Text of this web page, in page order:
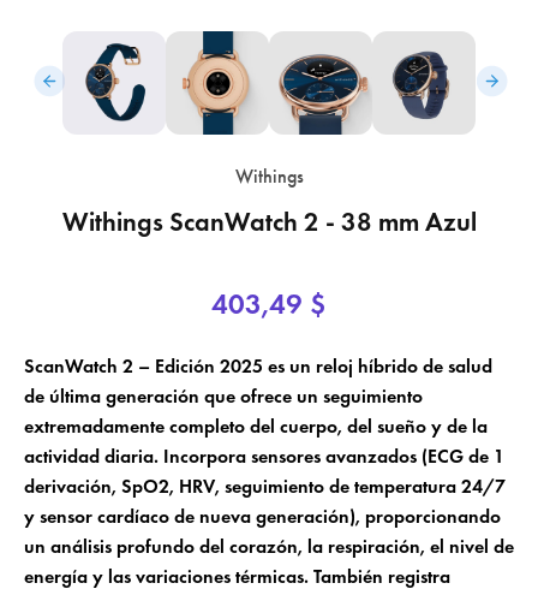
Withings
Withings ScanWatch 2 - 38 mm Azul
403,49 $
ScanWatch 2 – Edición 2025 es un reloj híbrido de salud
de última generación que ofrece un seguimiento
extremadamente completo del cuerpo, del sueño y de la
actividad diaria. Incorpora sensores avanzados (ECG de 1
derivación, SpO2, HRV, seguimiento de temperatura 24/7
y sensor cardíaco de nueva generación), proporcionando
un análisis profundo del corazón, la respiración, el nivel de
energía y las variaciones térmicas. También registra
Añadir a la lista de deseos ×
Crear lista de deseos ×
Nombre de la lista de deseos
Cancelar Crear lista de deseos
Iniciar sesión ×
Debe iniciar sesión para guardar productos en su lista de deseos.
Cancelar Iniciar sesión